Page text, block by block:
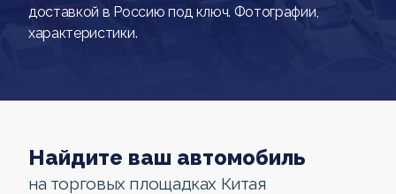
доставкой в Россию под ключ. Фотографии,
характеристики.
Найдите ваш автомобиль
на торговых площадках Китая